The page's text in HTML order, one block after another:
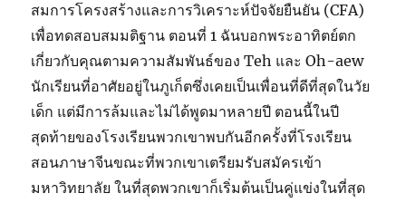
สมการโครงสร้างและการวิเคราะห์ปัจจัยยืนยัน (CFA)
เพื่อทดสอบสมมติฐาน ตอนที่ 1 ฉันบอกพระอาทิตย์ตก
เกี่ยวกับคุณตามความสัมพันธ์ของ Teh และ Oh-aew
นักเรียนที่อาศัยอยู่ในภูเก็ตซึ่งเคยเป็นเพื่อนที่ดีที่สุดในวัย
เด็ก แต่มีการล้มและไม่ได้พูดมาหลายปี ตอนนี้ในปี
สุดท้ายของโรงเรียนพวกเขาพบกันอีกครั้งที่โรงเรียน
สอนภาษาจีนขณะที่พวกเขาเตรียมรับสมัครเข้า
มหาวิทยาลัย ในที่สุดพวกเขาก็เริ่มต้นเป็นคู่แข่งในที่สุด